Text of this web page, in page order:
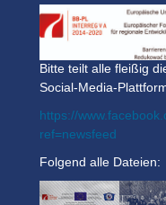
Bitte teilt alle fleißig
Social-Media-
https://
ref=newsfeed
Folgend alle Dateien: